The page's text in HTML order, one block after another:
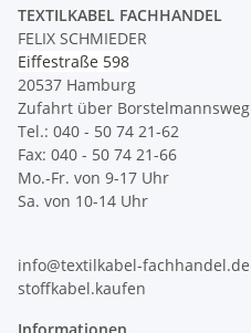
TEXTILKABEL FACHHANDEL
FELIX SCHMIEDER
Eiffestraße 598
20537 Hamburg
Zufahrt über Borstelmannsweg
Tel.: 040 - 50 74 21-62
Fax: 040 - 50 74 21-66
Mo.-Fr. von 9-17 Uhr
Sa. von 10-14 Uhr
info@textilkabel-fachhandel.de
stoffkabel.kaufen